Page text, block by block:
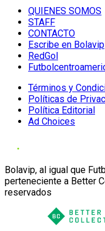
QUIENES SOMOS
STAFF
CONTACTO
Escribe en Bolavip
RedGol
Términos y
Políticas de
Política Editorial
Ad Choices
Bolavip, al igual que
perteneciente a Better
reservados